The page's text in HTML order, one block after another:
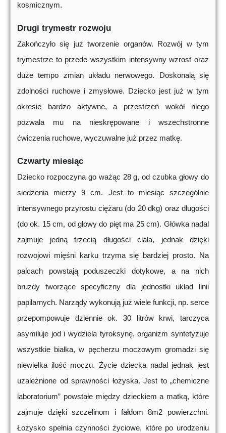
kosmicznym.
Drugi trymestr rozwoju
Zakończyło się już tworzenie organów. Rozwój w tym
trymestrze to przede wszystkim intensywny wzrost oraz
duże tempo zmian układu nerwowego. Doskonalą się
zdolności ruchowe i zmysłowe. Dziecko jest już w tym
okresie bardzo aktywne, a przestrzeń wokół niego
pozwala mu na nieskrępowane i wszechstronne
ćwiczenia ruchowe, wyczuwalne już przez matkę.
Czwarty miesiąc
Dziecko rozpoczyna go ważąc 28 g, od czubka głowy do
siedzenia mierzy 9 cm. Jest to miesiąc szczególnie
intensywnego przyrostu ciężaru (do 20 dkg) oraz długości
(do ok. 15 cm, od głowy do pięt ma 25 cm). Główka nadal
zajmuje jedną trzecią długości ciała, jednak dzięki
rozwojowi mięśni karku trzyma się bardziej prosto. Na
palcach powstają poduszeczki dotykowe, a na nich
bruzdy tworzące specyficzny dla jednostki układ linii
papilarnych. Narządy wykonują już wiele funkcji, np. serce
przepompowuje dziennie ok. 30 litrów krwi, tarczyca
asymiluje jod i wydziela tyroksynę, organizm syntetyzuje
wszystkie białka, w pęcherzu moczowym gromadzi się
niewielka ilość moczu. Życie dziecka nadal jednak jest
uzależnione od sprawności łożyska. Jest to „chemiczne
laboratorium” powstałe między dzieckiem a matką, które
zajmuje dzięki szczelinom i fałdom 8m2 powierzchni.
Łożysko spełnia czynności życiowe, które po urodzeniu